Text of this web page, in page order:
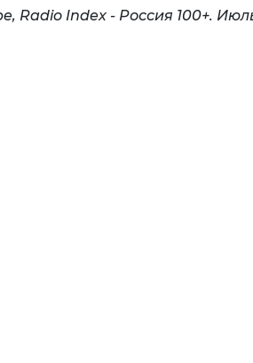
Radio Index - Россия 100+.